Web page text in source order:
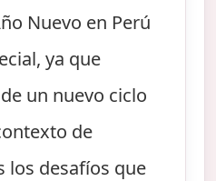
Nuevo en Perú
ya que
un nuevo ciclo
de
los desafíos que